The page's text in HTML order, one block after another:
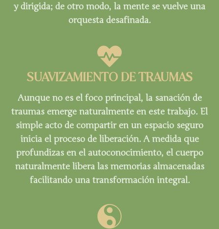
y dirigida; de otro modo, la mente se vuelve una
orquesta desafinada.
SUAVIZAMIENTO DE TRAUMAS
Aunque no es el foco principal, la sanación de
traumas emerge naturalmente en este trabajo. El
simple acto de compartir en un espacio seguro
inicia el proceso de liberación. A medida que
profundizas en el autoconocimiento, el cuerpo
naturalmente libera las memorias almacenadas
facilitando una transformación integral.